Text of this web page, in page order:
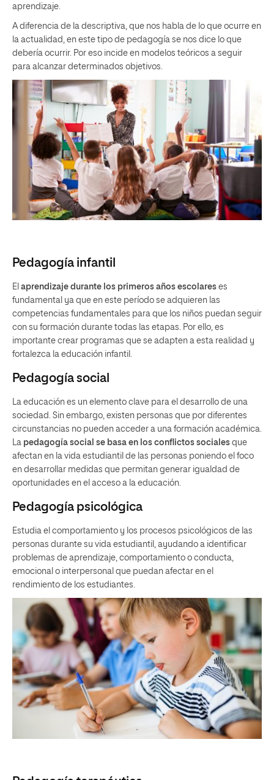
aprendizaje.
A diferencia de la descriptiva, que nos habla de lo que ocurre en
la actualidad, en este tipo de pedagogía se nos dice lo que
debería ocurrir. Por eso incide en modelos teóricos a seguir
para alcanzar determinados objetivos.
Pedagogía infantil
El aprendizaje durante los primeros años escolares es
fundamental ya que en este período se adquieren las
competencias fundamentales para que los niños puedan seguir
con su formación durante todas las etapas. Por ello, es
importante crear programas que se adapten a esta realidad y
fortalezca la educación infantil.
Pedagogía social
La educación es un elemento clave para el desarrollo de una
sociedad. Sin embargo, existen personas que por diferentes
circunstancias no pueden acceder a una formación académica.
La pedagogía social se basa en los conflictos sociales que
afectan en la vida estudiantil de las personas poniendo el foco
en desarrollar medidas que permitan generar igualdad de
oportunidades en el acceso a la educación.
Pedagogía psicológica
Estudia el comportamiento y los procesos psicológicos de las
personas durante su vida estudiantil, ayudando a identificar
problemas de aprendizaje, comportamiento o conducta,
emocional o interpersonal que puedan afectar en el
rendimiento de los estudiantes.